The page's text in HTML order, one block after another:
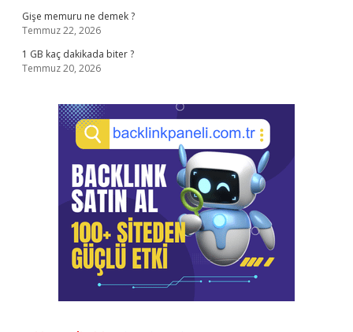
Gişe memuru ne demek ?
Temmuz 22, 2026
1 GB kaç dakikada biter ?
Temmuz 20, 2026